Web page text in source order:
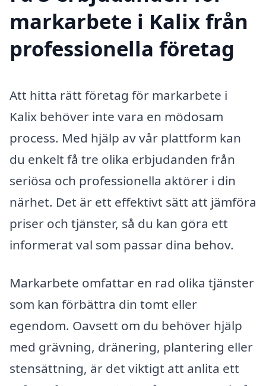
markarbete i Kalix från
professionella företag
Att hitta rätt företag för markarbete i
Kalix behöver inte vara en mödosam
process. Med hjälp av vår plattform kan
du enkelt få tre olika erbjudanden från
seriösa och professionella aktörer i din
närhet. Det är ett effektivt sätt att jämföra
priser och tjänster, så du kan göra ett
informerat val som passar dina behov.
Markarbete omfattar en rad olika tjänster
som kan förbättra din tomt eller
egendom. Oavsett om du behöver hjälp
med grävning, dränering, plantering eller
stensättning, är det viktigt att anlita ett